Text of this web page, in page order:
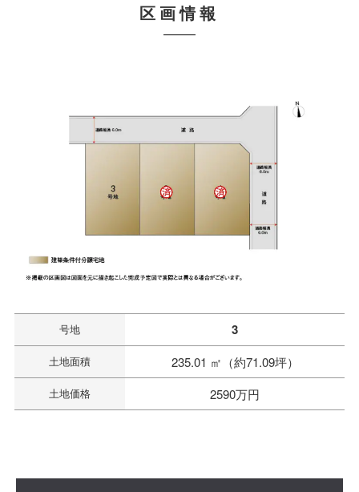
区画情報
号地 3
土地面積 235.01 ㎡（約71.09坪）
土地価格 2590万円